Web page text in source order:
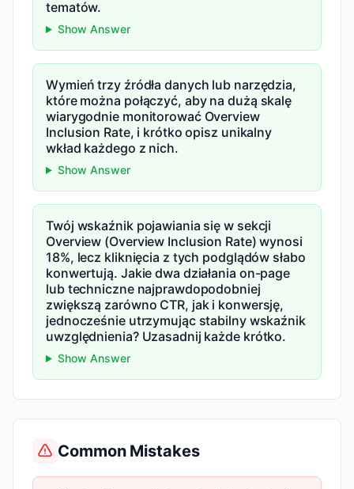
tematów.
Show Answer
Wymień trzy źródła danych lub narzędzia,
które można połączyć, aby na dużą skalę
wiarygodnie monitorować Overview
Inclusion Rate, i krótko opisz unikalny
wkład każdego z nich.
Show Answer
Twój wskaźnik pojawiania się w sekcji
Overview (Overview Inclusion Rate) wynosi
18%, lecz kliknięcia z tych podglądów słabo
konwertują. Jakie dwa działania on-page
lub techniczne najprawdopodobniej
zwiększą zarówno CTR, jak i konwersję,
jednocześnie utrzymując stabilny wskaźnik
uwzględnienia? Uzasadnij każde krótko.
Show Answer
Common Mistakes